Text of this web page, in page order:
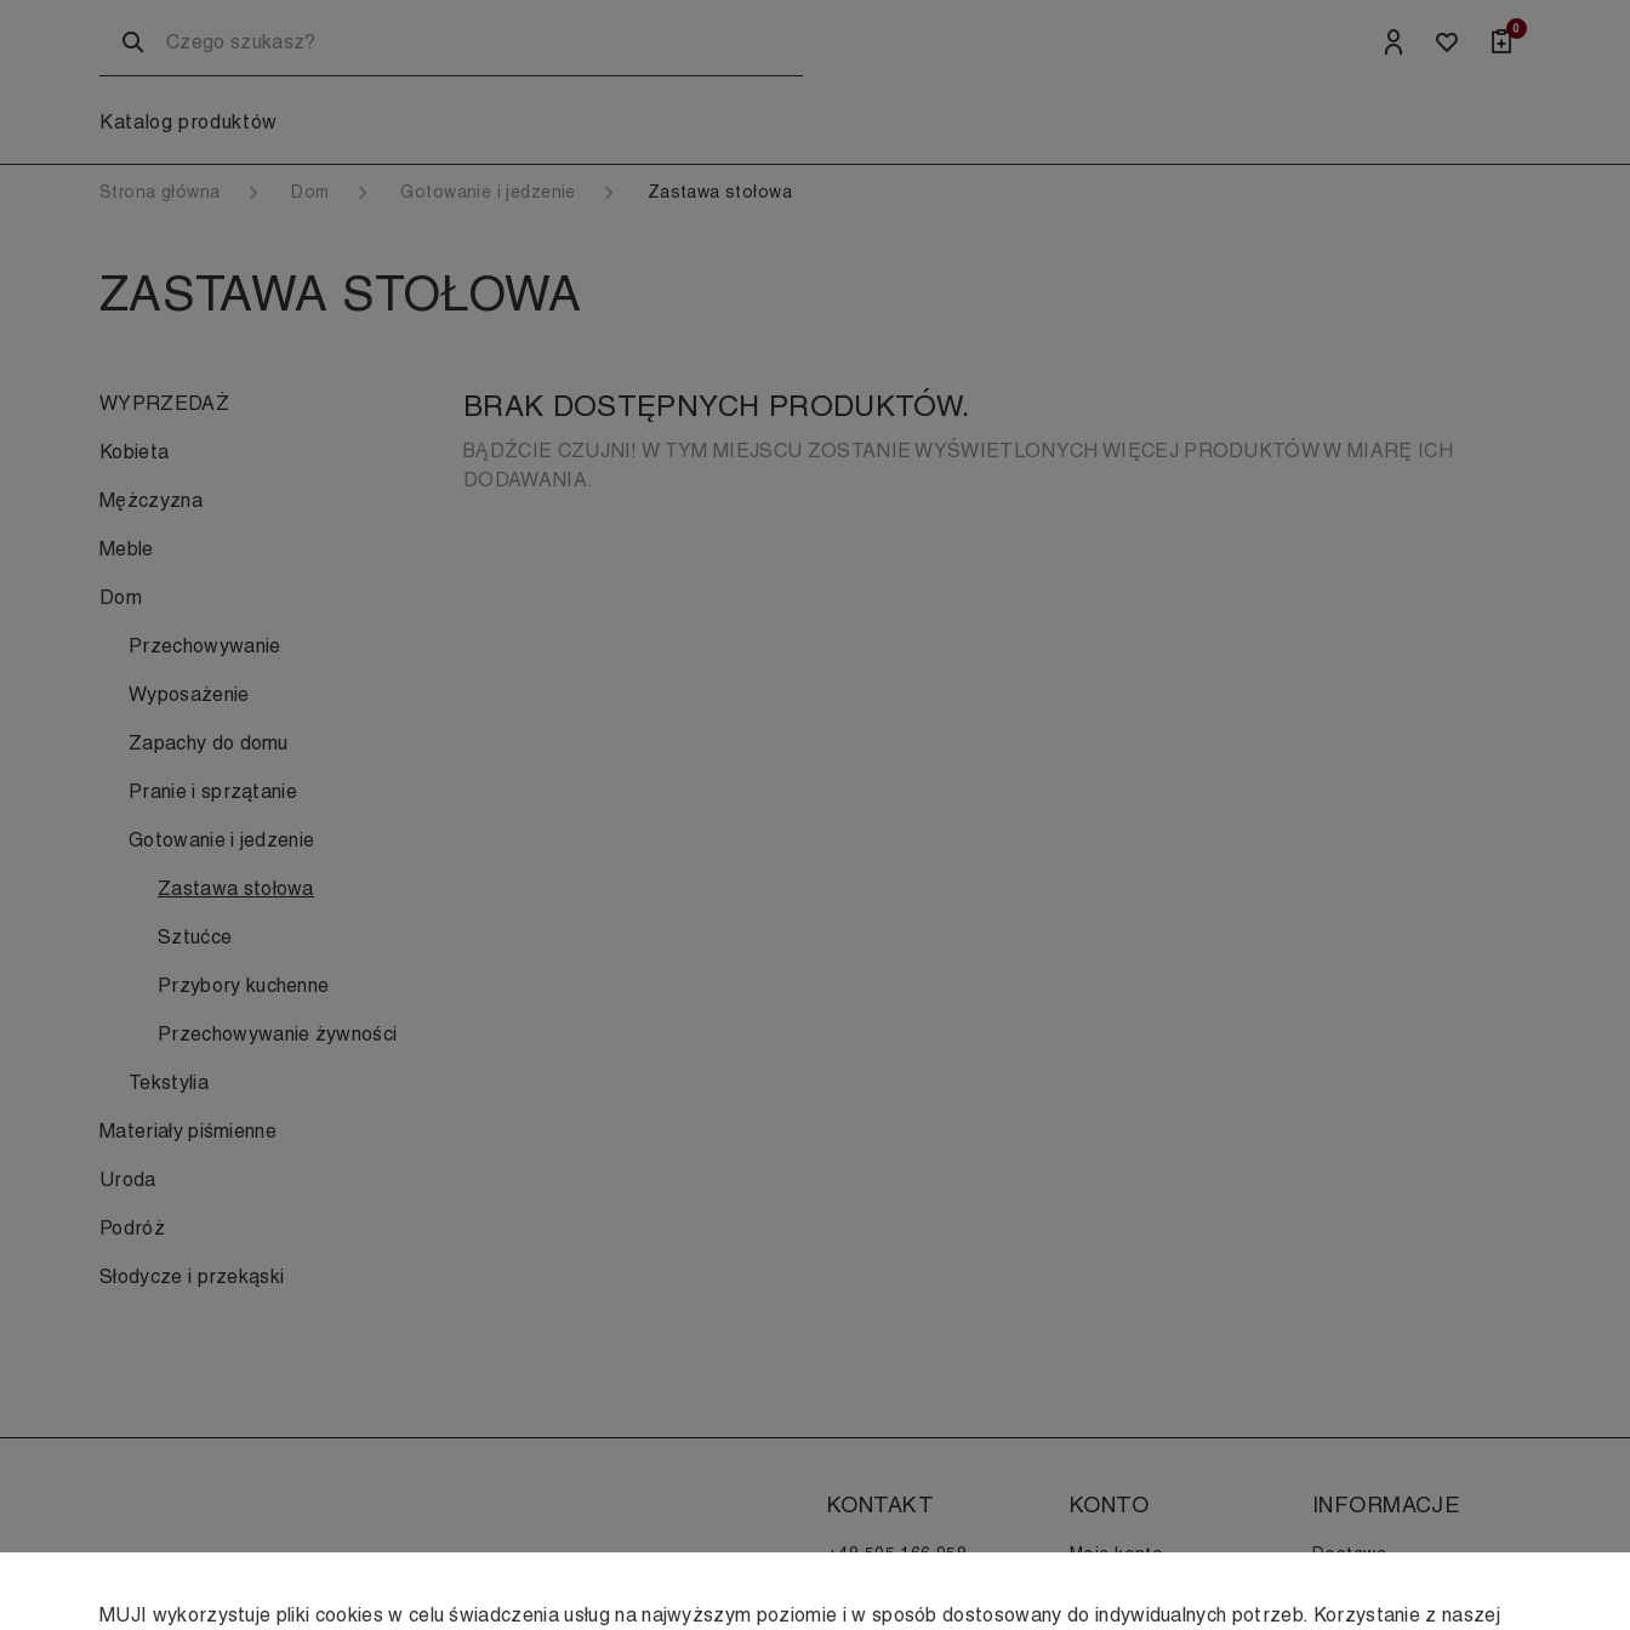
0
Katalog produktów
Strona główna Dom Gotowanie i jedzenie Zastawa stołowa
ZASTAWA STOŁOWA
WYPRZEDAŻ
Kobieta
Mężczyzna
Meble
Dom
Przechowywanie
Wyposażenie
Zapachy do domu
Pranie i sprzątanie
Gotowanie i jedzenie
Zastawa stołowa
Sztućce
Przybory kuchenne
Przechowywanie żywności
Tekstylia
Materiały piśmienne
Uroda
Podróż
Słodycze i przekąski
BRAK DOSTĘPNYCH PRODUKTÓW.
BĄDŹCIE CZUJNI! W TYM MIEJSCU ZOSTANIE WYŚWIETLONYCH WIĘCEJ PRODUKTÓW W MIARĘ ICH
DODAWANIA.
KONTAKT
+48 505 166 958
KONTO
Moje konto
INFORMACJE
Dostawa
Regulamin
MUJI wykorzystuje pliki cookies w celu świadczenia usług na najwyższym poziomie i w sposób dostosowany do indywidualnych potrzeb. Korzystanie z naszej